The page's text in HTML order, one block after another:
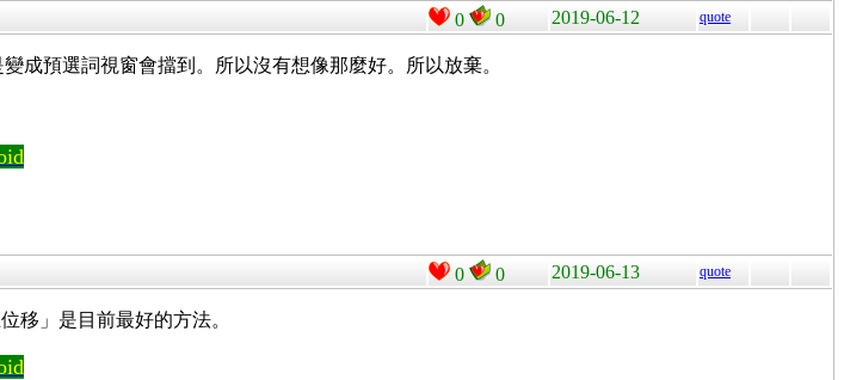
0 0 2019-06-12 quote
成預選詞視窗會擋到。所以沒有想像那麼好。所以放棄。
0 0 2019-06-13 quote
移」是目前最好的方法。